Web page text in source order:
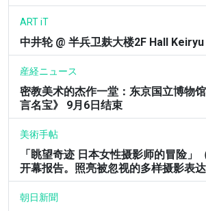
ART iT
中井轮 @ 半兵卫麸大楼2F Hall Keiryu
産経ニュース
密教美术的杰作一堂：东京国立博物
言名宝》 9月6日结束
美術手帖
「眺望奇迹 日本女性摄影师的冒险」
开幕报告。照亮被忽视的多样摄影表达
朝日新聞